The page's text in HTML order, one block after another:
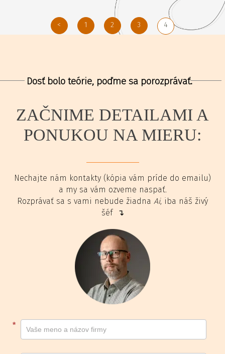
< 1 2 3 4
Dosť bolo teórie, poďme sa porozprávať.
ZAČNIME DETAILAMI A
PONUKOU NA MIERU:
Nechajte nám kontakty (kópia vám príde do emailu)
a my sa vám ozveme naspať.
Rozprávať sa s vami nebude žiadna Ai, iba náš živý
šéf ↴
Kontakt
footer
*